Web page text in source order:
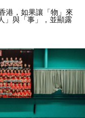
港 ， 如果讓 「物 」 來
」與「事」， 並顯露